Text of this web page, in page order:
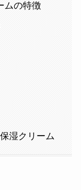
ムの特徴
湿クリーム